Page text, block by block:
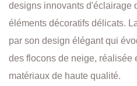
designs innovants d'éclairage
éléments décoratifs délicats.
par son design élégant qui
des flocons de neige, réalisée
matériaux de haute qualité.